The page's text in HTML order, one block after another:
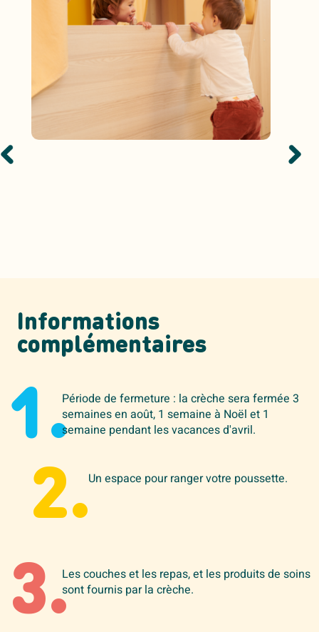
Informations
complémentaires
1.Période de fermeture : la crèche sera fermée 3
semaines en août, 1 semaine à Noël et 1
semaine pendant les vacances d'avril.
2.Un espace pour ranger votre poussette.
3.Les couches et les repas, et les produits de soins
sont fournis par la crèche.